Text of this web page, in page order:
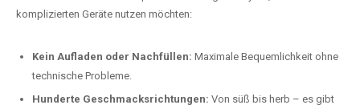
komplizierten Geräte nutzen möchten:
Kein Aufladen oder Nachfüllen: Maximale Bequemlichkeit ohne
technische Probleme.
Hunderte Geschmacksrichtungen: Von süß bis herb – es gibt